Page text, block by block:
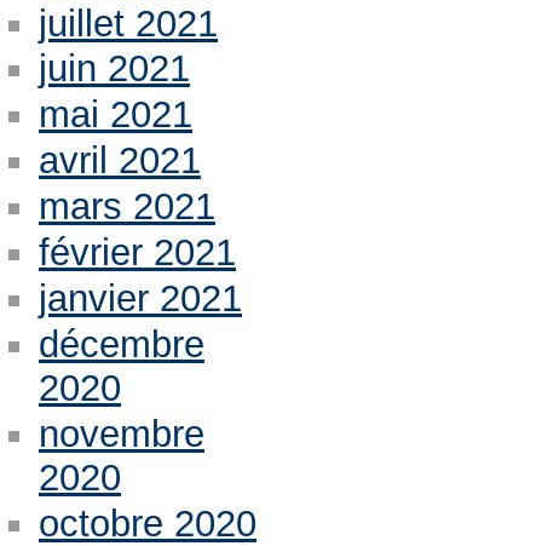
juillet 2021
juin 2021
mai 2021
avril 2021
mars 2021
février 2021
janvier 2021
décembre
2020
novembre
2020
octobre 2020